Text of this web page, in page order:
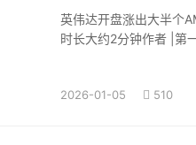
英伟达开盘涨出大半个
时长大约2分钟作者 |第
2026-01-05 510